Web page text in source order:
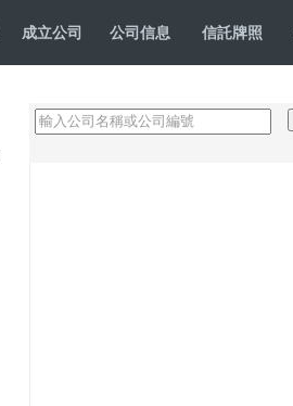
成立公司 公司信息 信託牌照